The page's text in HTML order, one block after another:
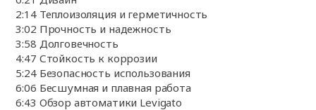
2:14 Теплоизоляция и герметичность
3:02 Прочность и надежность
3:58 Долговечность
4:47 Стойкость к коррозии
5:24 Безопасность использования
6:06 Бесшумная и плавная работа
6:43 Обзор автоматики Levigato